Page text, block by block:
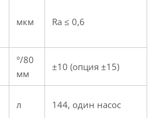
мкм Ra ≤ 0,6
°/80
мм
±10 (опция ±15)
л 144, один насос